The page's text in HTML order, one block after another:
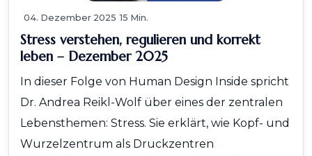
04. Dezember 2025 15 Min.
Stress verstehen, regulieren und korrekt
leben – Dezember 2025
In dieser Folge von Human Design Inside spricht
Dr. Andrea Reikl-Wolf über eines der zentralen
Lebensthemen: Stress. Sie erklärt, wie Kopf- und
Wurzelzentrum als Druckzentren